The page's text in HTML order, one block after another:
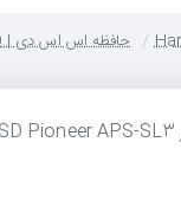
حافظه اس اس دی | SSD